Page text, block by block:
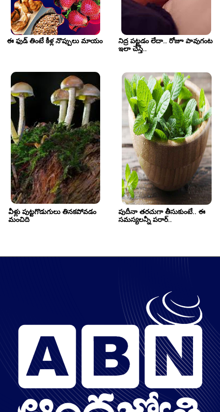
ఈ ఫుడ్ తింటే కీళ్ల నొప్పులు మాయం
నిద్ర పట్టడం లేదా.. రోజూ పావుగంట
ఇలా చేస్తే..
వీళ్లు పుట్టగొడుగులు తినకపోవడం
మంచిది
పుదీనా తరచుగా తీసుకుంటే.. ఈ
సమస్యలన్నీ పరార్..